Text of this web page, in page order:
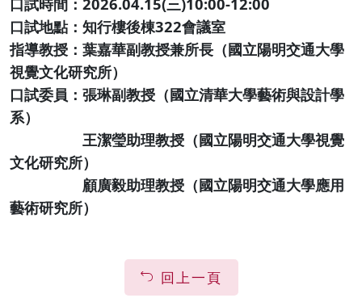
口試地點：知行樓後棟322會議室
指導教授：葉嘉華副教授兼所長（國立陽明交通大學
視覺文化研究所）
口試委員：張琳副教授（國立清華大學藝術與設計學
系）
王潔瑩助理教授（國立陽明交通大學視覺
文化研究所）
顧廣毅助理教授（國立陽明交通大學應用
藝術研究所）
回上一頁